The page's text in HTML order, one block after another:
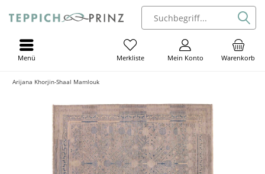
Warenkorb
Mein Konto
Merkliste
Menü
Arijana Khorjin-Shaal Mamlouk